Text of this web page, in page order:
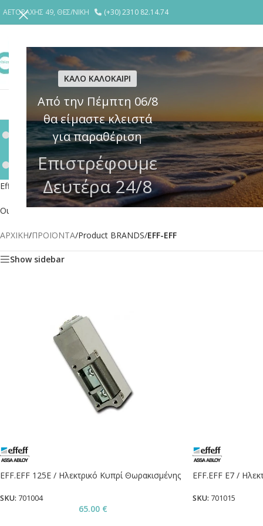
ΚΑΛΟ ΚΑΛΟΚΑΙΡΙ
Από την Πέμπτη 06/8
θα είμαστε κλειστά
για παραθέριση
Επιστρέφουμε
Δευτέρα 24/8
ΑΕΤΟΡΑΧΗΣ 49, ΘΕΣ/ΝΙΚΗ (+30) 2310 82.14.74
ΕΤΑΙΡΕΙΑ YΠΗΡΕΣΙΕΣ
ΚΛΕΙΔΑΡΙΕΣΗΛΕΚΤΡΙΚΕΣ ΚΛΕΙΔΑΡΙΕΣ – ΚΥΠΡΙ
ΕΞΑΡΤΗΜΑΤΑ – ΔΙΑΦΟΡΑ
120 Products
ΠΡΟΣΤΑΣΙΑ ΚΥΛΙΝΔΡΟΥ
12 Products
ΛΟΥΚΕΤΑ – ΑΛΥΣΙΔΕΣ ΜΟΤΟ
52 Products
Eff-Eff electric strikes offer high standards of security and
Our wide range will satisfy all demands and provides the
ΑΡΧΙΚΗ/ΠΡΟΪΟΝΤΑ/Product BRANDS/EFF-EFF
Show sidebar
EFF.EFF 125Ε / Ηλεκτρικό Κυπρί Θωρακισμένης
SKU: 701004
65.00 €
EFF.EFF E7 /
SKU: 701015